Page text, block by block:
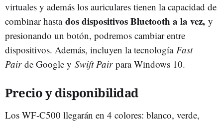
virtuales y además los auriculares tienen la capacidad de
combinar hasta dos dispositivos Bluetooth a la vez, y
presionando un botón, podremos cambiar entre
dispositivos. Además, incluyen la tecnología Fast
Pair de Google y Swift Pair para Windows 10.
Precio y disponibilidad
Los WF-C500 llegarán en 4 colores: blanco, verde,